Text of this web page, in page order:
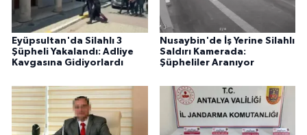
Eyüpsultan'da Silahlı 3
Şüpheli Yakalandı: Adliye
Kavgasına Gidiyorlardı
Nusaybin'de İş Yerine Silahlı
Saldırı Kamerada:
Şüpheliler Aranıyor